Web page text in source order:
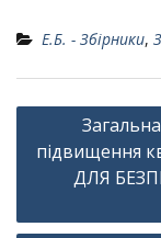
Е.Б. - Збірники,
Навігація
записів
підвищення
ДЛЯ